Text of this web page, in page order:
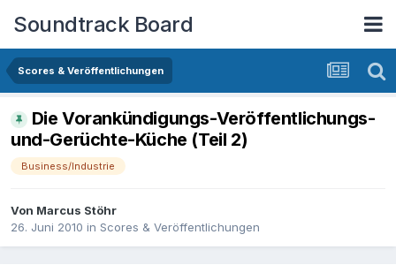
Soundtrack Board
Scores & Veröffentlichungen
Die Vorankündigungs-Veröffentlichungs-
und-Gerüchte-Küche (Teil 2)
Business/Industrie
Von Marcus Stöhr
26. Juni 2010 in Scores & Veröffentlichungen